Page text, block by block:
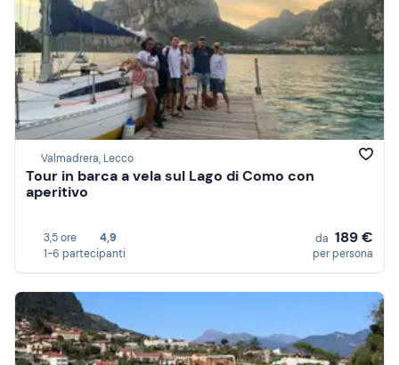
Valmadrera, Lecco
Tour in barca a vela sul Lago di Como con
aperitivo
3,5 ore
4,9
1-6 partecipanti
da 189 €
per persona